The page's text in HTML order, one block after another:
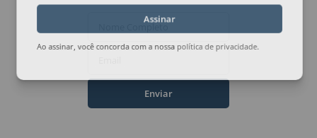
Assinar
Ao assinar, você concorda com a nossa política de privacidade
Nome Completo
Enviar